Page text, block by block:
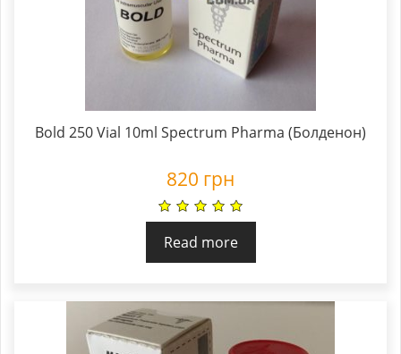
Bold 250 Vial 10ml Spectrum Pharma (Болденон)
820 грн
Read more